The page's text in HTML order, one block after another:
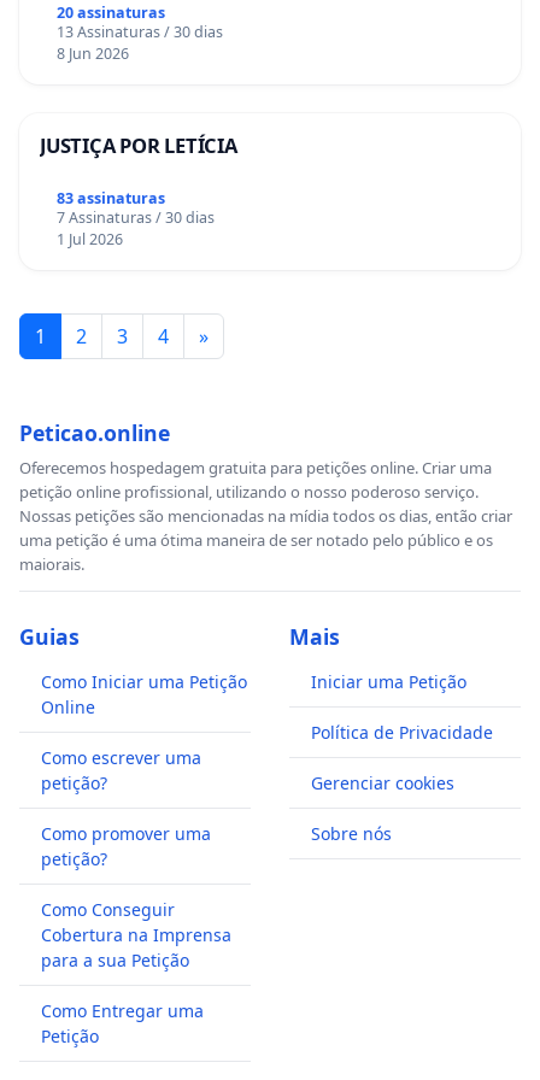
20 assinaturas
13 Assinaturas / 30 dias
8 Jun 2026
JUSTIÇA POR LETÍCIA
83 assinaturas
7 Assinaturas / 30 dias
1 Jul 2026
1 2 3 4 »
Peticao.online
Oferecemos hospedagem gratuita para petições online. Criar uma
petição online profissional, utilizando o nosso poderoso serviço.
Nossas petições são mencionadas na mídia todos os dias, então criar
uma petição é uma ótima maneira de ser notado pelo público e os
maiorais.
Guias
Como Iniciar uma Petição
Online
Como escrever uma
petição?
Como promover uma
petição?
Como Conseguir
Cobertura na Imprensa
para a sua Petição
Como Entregar uma
Petição
Mais
Iniciar uma Petição
Política de Privacidade
Gerenciar cookies
Sobre nós